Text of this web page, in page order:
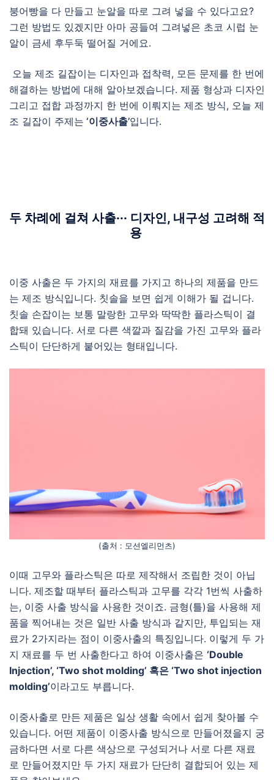
붕어빵을 다 만들고 눈알을 따로 그려 넣을 수 있다고요?
그런 방법도 있겠지만 아마 공들여 그려넣은 초코 시럽 눈
알이 금세 후두둑 떨어질 거에요.
오늘 제조 길잡이는 디자인과 접착력, 모든 문제를 한 번에
해결하는 방법에 대해 알아보겠습니다. 제품 형상과 디자인
그리고 접합 과정까지 한 번에 이뤄지는 제조 방식, 오늘 제
조 길잡이 주제는 ‘이중사출’입니다.
두 차례에 걸쳐 사출··· 디자인, 내구성 고려해 적
용
이중 사출은 두 가지의 재료를 가지고 하나의 제품을 만드
는 제조 방식입니다. 칫솔을 보면 쉽게 이해가 될 겁니다.
칫솔 손잡이는 보통 말랑한 고무와 딱딱한 플라스틱이 결
합돼 있습니다. 서로 다른 색깔과 질감을 가진 고무와 플라
스틱이 단단하게 붙어있는 형태입니다.
(출처 : 모션엘리먼츠)
이때 고무와 플라스틱은 따로 제작해서 조립한 것이 아닙
니다. 제조할 때부터 플라스틱과 고무를 각각 1번씩 사출하
는, 이중 사출 방식을 사용한 것이죠. 금형(틀)을 사용해 제
품을 찍어내는 것은 일반 사출 방식과 같지만, 투입되는 재
료가 2가지라는 점이 이중사출의 특징입니다. 이렇게 두 가
지 재료를 두 번 사출한다고 하여 이중사출은 ‘Double
Injection’, ‘Two shot molding’ 혹은 ‘Two shot injection
molding’이라고도 부릅니다.
이중사출로 만든 제품은 일상 생활 속에서 쉽게 찾아볼 수
있습니다. 어떤 제품이 이중사출 방식으로 만들어졌을지 궁
금하다면 서로 다른 색상으로 구성되거나 서로 다른 재료
로 만들어졌지만 두 가지 재료가 단단히 결합되어 있는 제